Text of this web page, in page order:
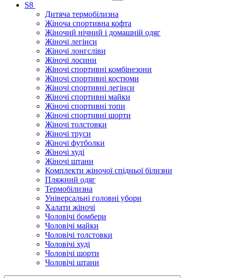
S8
Дитяча термобілизна
Жіноча спортивна кофта
Жіночий нічний і домашній одяг
Жіночі легінси
Жіночі лонгсліви
Жіночі лосини
Жіночі спортивні комбінезони
Жіночі спортивні костюми
Жіночі спортивні легінси
Жіночі спортивні майки
Жіночі спортивні топи
Жіночі спортивні шорти
Жіночі толстовки
Жіночі труси
Жіночі футболки
Жіночі худі
Жіночі штани
Комплекти жіночої спідньої білизни
Пляжний одяг
Термобілизна
Універсальні головні убори
Халати жіночі
Чоловічі бомбери
Чоловічі майки
Чоловічі толстовки
Чоловічі худі
Чоловічі шорти
Чоловічі штани